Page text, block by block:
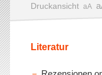
Druckansicht aA
Literatur